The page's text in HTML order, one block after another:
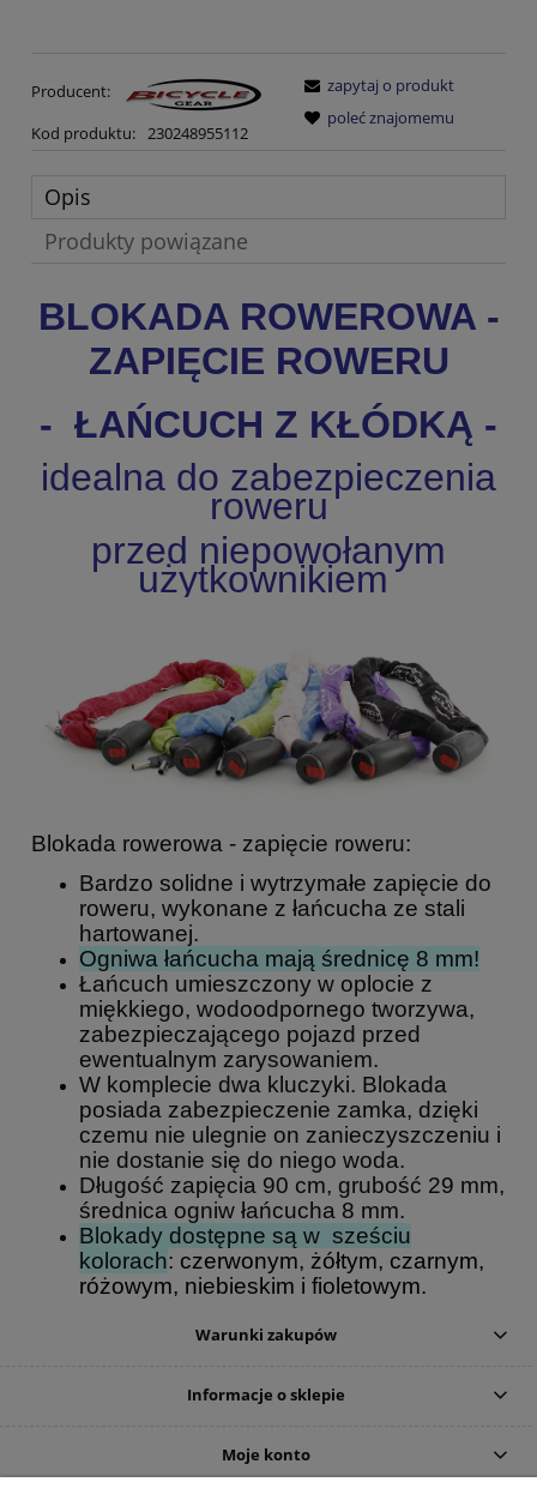
Producent:
Kod produktu: 230248955112
zapytaj o produkt
poleć znajomemu
Opis
Produkty powiązane
BLOKADA ROWEROWA -
ZAPIĘCIE ROWERU
- ŁAŃCUCH Z KŁÓDKĄ -
idealna do zabezpieczenia
roweru
przed niepowołanym
użytkownikiem
Blokada rowerowa - zapięcie roweru:
Bardzo solidne i wytrzymałe zapięcie do
roweru, wykonane z łańcucha ze stali
hartowanej.
Ogniwa łańcucha mają średnicę 8 mm!
Łańcuch umieszczony w oplocie z
miękkiego, wodoodpornego tworzywa,
zabezpieczającego pojazd przed
ewentualnym zarysowaniem.
W komplecie dwa kluczyki. Blokada
posiada zabezpieczenie zamka, dzięki
czemu nie ulegnie on zanieczyszczeniu i
nie dostanie się do niego woda.
Długość zapięcia 90 cm, grubość 29 mm,
średnica ogniw łańcucha 8 mm.
Blokady dostępne są w sześciu
kolorach: czerwonym, żółtym, czarnym,
różowym, niebieskim i fioletowym.
Warunki zakupów
Informacje o sklepie
Moje konto